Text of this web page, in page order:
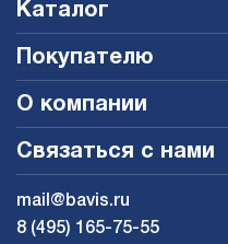
Каталог
Покупателю
О компании
Связаться с нами
mail@bavis.ru
8 (495) 165-75-55